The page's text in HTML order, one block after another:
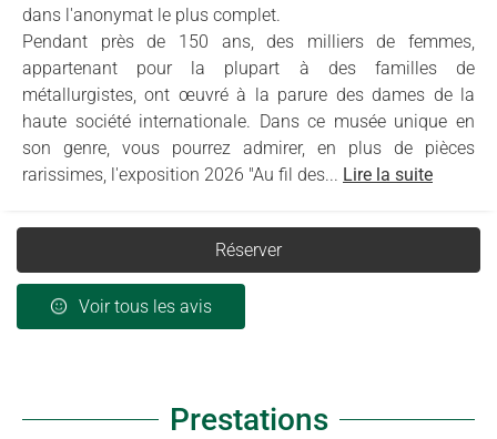
dans l'anonymat le plus complet.
Pendant près de 150 ans, des milliers de femmes,
appartenant pour la plupart à des familles de
métallurgistes, ont œuvré à la parure des dames de la
haute société internationale. Dans ce musée unique en
son genre, vous pourrez admirer, en plus de pièces
rarissimes, l'exposition 2026 "Au fil des... Lire la suite
Réserver
Voir tous les avis
Prestations